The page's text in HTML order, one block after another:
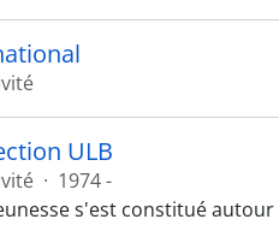
ULB
· 1974 -
s'est constitué